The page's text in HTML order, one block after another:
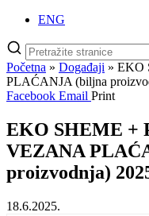
ENG
Pretraži
stranice
Početna » Događaji » EKO
PLAĆANJA (biljna
Facebook Email Print
EKO SHEME +
VEZANA
proizvodnja)
18.6.2025.